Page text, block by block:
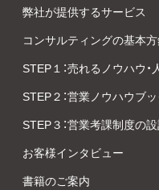
弊社が提供するサービス
コンサルティングの基本
STEP１：売れるノウハウ
STEP２：営業ノウハウブ
STEP３：営業考課制度の
お客様インタビュー
書籍のご案内